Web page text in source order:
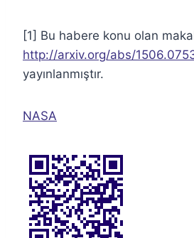
[1] Bu habere konu olan
http://arxiv.org/abs/
yayınlanmıştır.
NASA